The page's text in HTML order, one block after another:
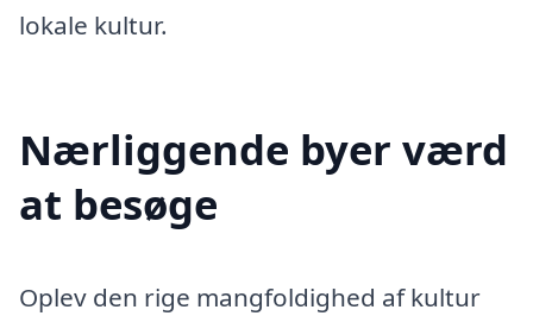
lokale kultur.
Nærliggende byer værd
at besøge
Oplev den rige mangfoldighed af kultur